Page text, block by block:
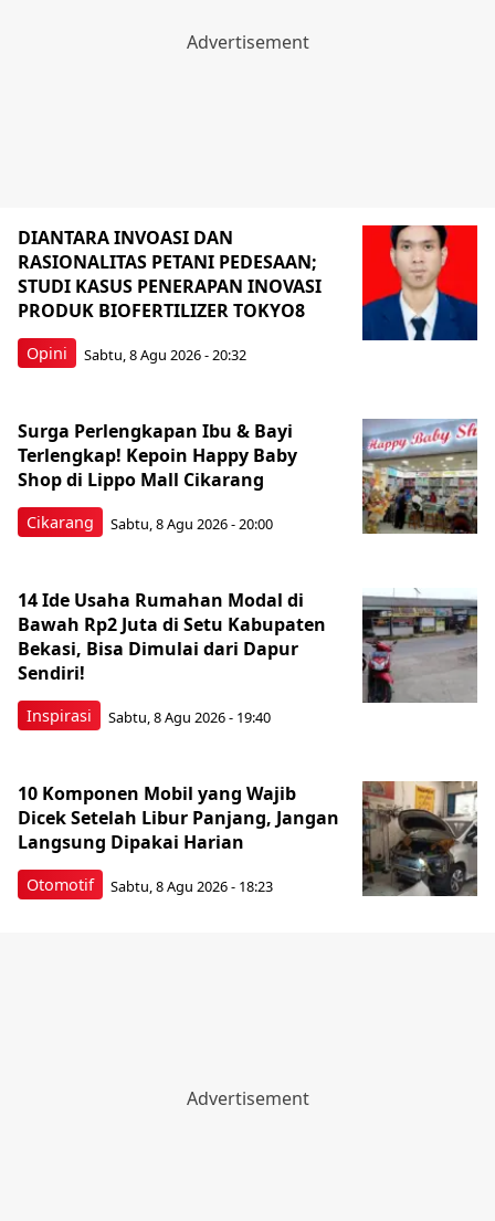
Opini
DIANTARA INVOASI DAN
RASIONALITAS PETANI PEDESAAN;
STUDI KASUS PENERAPAN INOVASI
PRODUK BIOFERTILIZER TOKYO8
Sabtu, 8 Agu 2026 - 20:32
Cikarang
Surga Perlengkapan Ibu & Bayi
Terlengkap! Kepoin Happy Baby
Shop di Lippo Mall Cikarang
Sabtu, 8 Agu 2026 - 20:00
Inspirasi
14 Ide Usaha Rumahan Modal di
Bawah Rp2 Juta di Setu Kabupaten
Bekasi, Bisa Dimulai dari Dapur
Sendiri!
Sabtu, 8 Agu 2026 - 19:40
Otomotif
10 Komponen Mobil yang Wajib
Dicek Setelah Libur Panjang, Jangan
Langsung Dipakai Harian
Sabtu, 8 Agu 2026 - 18:23